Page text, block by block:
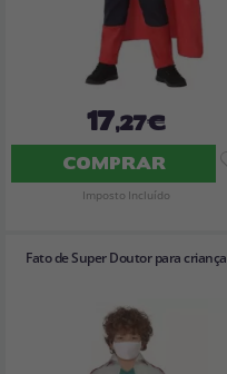
17,27€
COMPRAR
Imposto Incluído
Fato de Super Doutor para criança